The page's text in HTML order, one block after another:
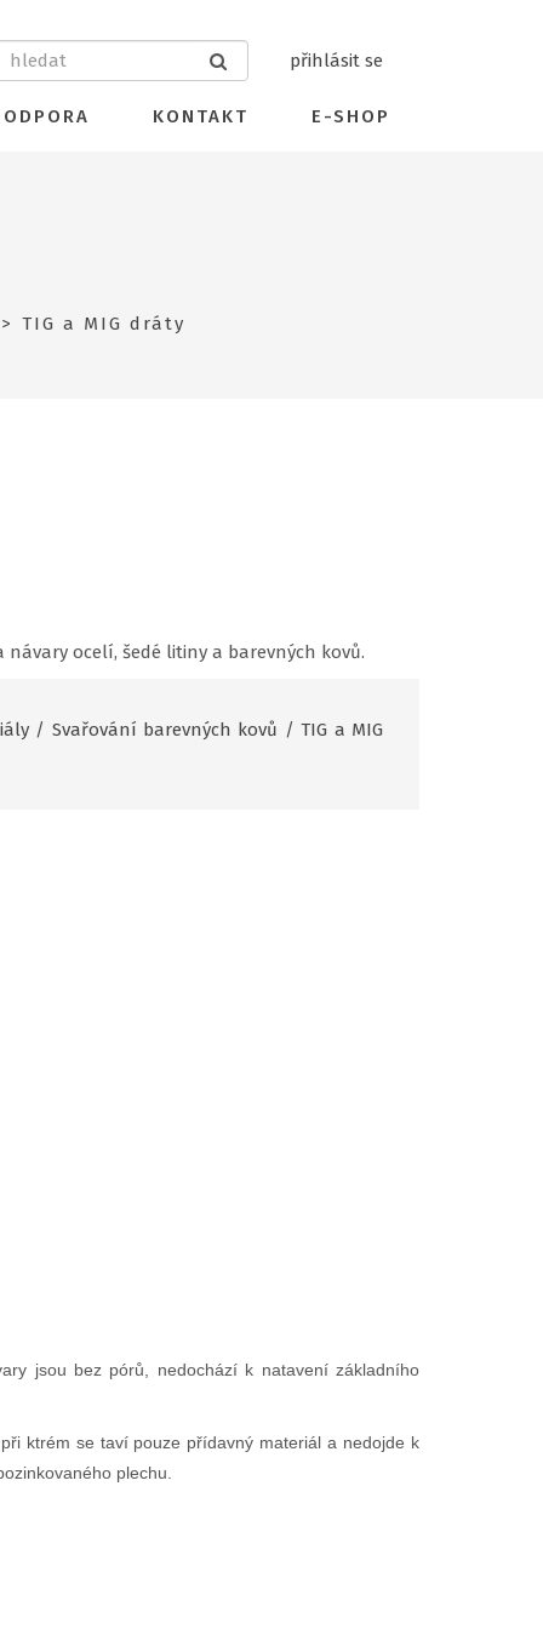
přihlásit se
KONTAKT E-SHOP
TIG a MIG dráty
ocelí, šedé litiny a barevných kovů.
/ Svařování barevných kovů / TIG a MIG
jsou bez pórů, nedochází k natavení základního
ktrém se taví pouze přídavný materiál a nedojde k
plechu.